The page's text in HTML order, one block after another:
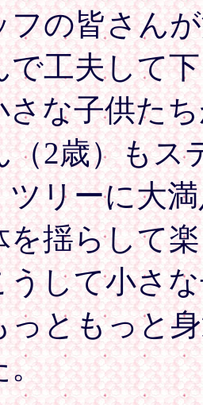
フの皆さん
で工夫して
さな子供た
（2歳）もス
ツリーに大
を揺らして
うして小さ
っともっと
。